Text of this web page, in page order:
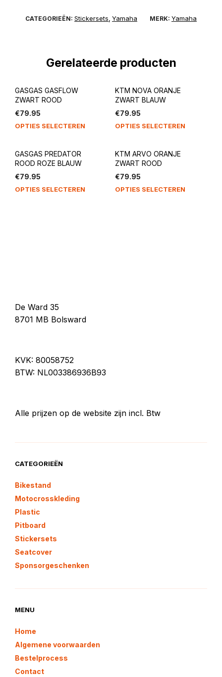
CATEGORIEËN: Stickersets Yamaha MERK: Yamaha
Gerelateerde producten
GASGAS GASFLOW
ZWART ROOD
€79.95
OPTIES SELECTEREN
KTM NOVA ORANJE
ZWART BLAUW
€79.95
OPTIES SELECTEREN
GASGAS PREDATOR
ROOD ROZE BLAUW
€79.95
OPTIES SELECTEREN
KTM ARVO ORANJE
ZWART ROOD
€79.95
OPTIES SELECTEREN
De Ward 35
8701 MB Bolsward
KVK: 80058752
BTW: NL003386936B93
Alle prijzen op de website zijn incl. Btw
CATEGORIEËN
Bikestand
Motocrosskleding
Plastic
Pitboard
Stickersets
Seatcover
Sponsorgeschenken
MENU
Home
Algemene voorwaarden
Bestelprocess
Contact